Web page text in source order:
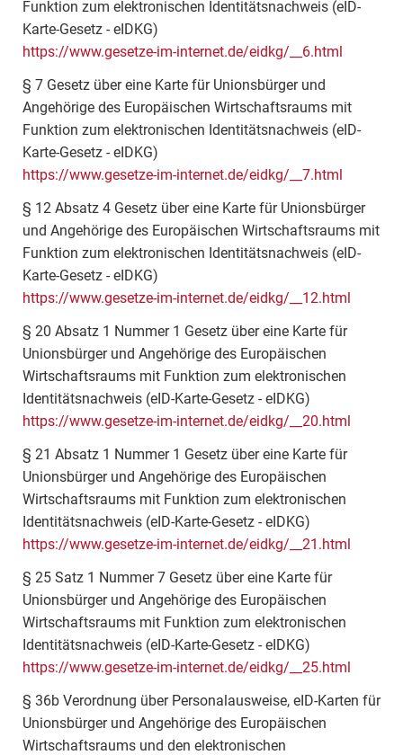
Funktion zum elektronischen Identitätsnachweis (eID-
Karte-Gesetz - eIDKG)
https://www.gesetze-im-internet.de/eidkg/__6.html
§ 7 Gesetz über eine Karte für Unionsbürger und
Angehörige des Europäischen Wirtschaftsraums mit
Funktion zum elektronischen Identitätsnachweis (eID-
Karte-Gesetz - eIDKG)
https://www.gesetze-im-internet.de/eidkg/__7.html
§ 12 Absatz 4 Gesetz über eine Karte für Unionsbürger
und Angehörige des Europäischen Wirtschaftsraums mit
Funktion zum elektronischen Identitätsnachweis (eID-
Karte-Gesetz - eIDKG)
https://www.gesetze-im-internet.de/eidkg/__12.html
§ 20 Absatz 1 Nummer 1 Gesetz über eine Karte für
Unionsbürger und Angehörige des Europäischen
Wirtschaftsraums mit Funktion zum elektronischen
Identitätsnachweis (eID-Karte-Gesetz - eIDKG)
https://www.gesetze-im-internet.de/eidkg/__20.html
§ 21 Absatz 1 Nummer 1 Gesetz über eine Karte für
Unionsbürger und Angehörige des Europäischen
Wirtschaftsraums mit Funktion zum elektronischen
Identitätsnachweis (eID-Karte-Gesetz - eIDKG)
https://www.gesetze-im-internet.de/eidkg/__21.html
§ 25 Satz 1 Nummer 7 Gesetz über eine Karte für
Unionsbürger und Angehörige des Europäischen
Wirtschaftsraums mit Funktion zum elektronischen
Identitätsnachweis (eID-Karte-Gesetz - eIDKG)
https://www.gesetze-im-internet.de/eidkg/__25.html
§ 36b Verordnung über Personalausweise, eID-Karten für
Unionsbürger und Angehörige des Europäischen
Wirtschaftsraums und den elektronischen